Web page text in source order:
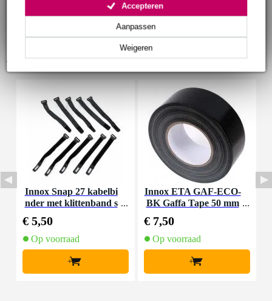
Weigeren
Aanpassen
Accepteren
Accessoires (8)
Innox Snap 27 kabelbi
nder met klittenband s
€ 5,50
Op voorraad
+
Innox ETA GAF-ECO-
BK Gaffa Tape 50 mm
€ 7,50
Op voorraad
+